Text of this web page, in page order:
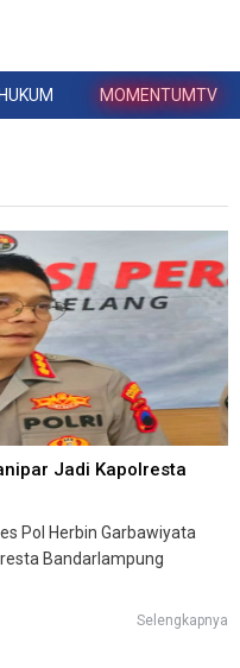
HUKUM MOMENTUMTV
Jadi Kapolresta
Pol Herbin Garbawiyata
Bandarlampung
Selengkapnya